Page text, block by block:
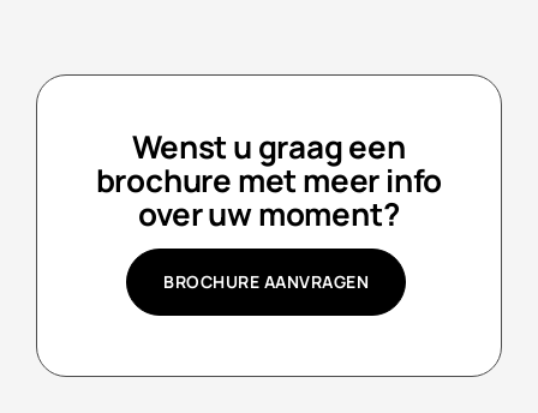
Wenst u graag een
brochure met meer info
over uw moment?
BROCHURE AANVRAGEN